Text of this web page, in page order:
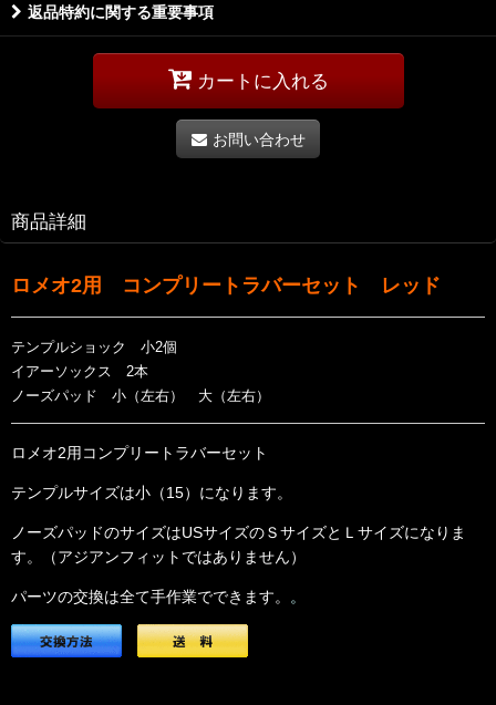
返品特約に関する重要事項
カートに入れる
お問い合わせ
商品詳細
ロメオ2用 コンプリートラバーセット レッド
テンプルショック 小2個
イアーソックス 2本
ノーズパッド 小（左右） 大（左右）
ロメオ2用コンプリートラバーセット
テンプルサイズは小（15）になります。
ノーズパッドのサイズはUSサイズのＳサイズとＬサイズになりま
す。（アジアンフィットではありません）
パーツの交換は全て手作業でできます。 。